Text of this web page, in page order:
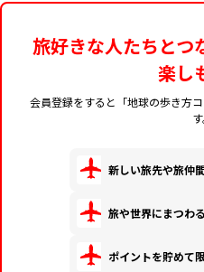
旅好きな人たちとつ
楽し
会員登録をすると「地球の歩き方
す
新しい旅先や旅仲
旅や世界にまつわ
ポイントを貯めて